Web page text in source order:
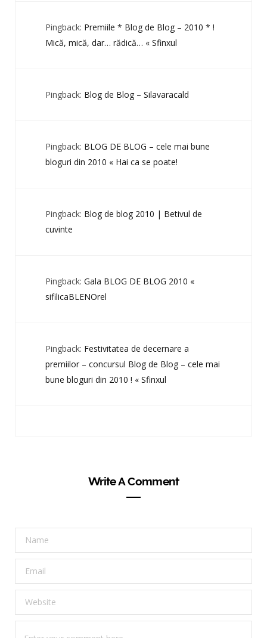
Pingback: Premiile * Blog de Blog – 2010 * !
Mică, mică, dar… rădică… « Sfinxul
Pingback: Blog de Blog – Silavaracald
Pingback: BLOG DE BLOG – cele mai bune
bloguri din 2010 « Hai ca se poate!
Pingback: Blog de blog 2010 | Betivul de
cuvinte
Pingback: Gala BLOG DE BLOG 2010 «
sifilicaBLENOrel
Pingback: Festivitatea de decernare a
premiilor – concursul Blog de Blog – cele mai
bune bloguri din 2010 ! « Sfinxul
Write A Comment